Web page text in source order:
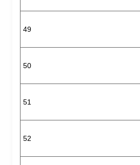
49
50
51
52